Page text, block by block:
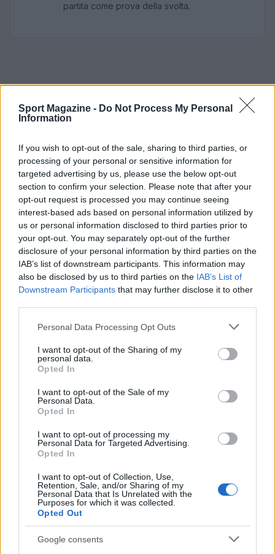
Sport Magazine - Do Not Process My Personal
Information
If you wish to opt-out of the sale, sharing to third parties, or
processing of your personal or sensitive information for
targeted advertising by us, please use the below opt-out
section to confirm your selection. Please note that after your
opt-out request is processed you may continue seeing
interest-based ads based on personal information utilized by
us or personal information disclosed to third parties prior to
your opt-out. You may separately opt-out of the further
disclosure of your personal information by third parties on the
IAB’s list of downstream participants. This information may
also be disclosed by us to third parties on the IAB’s List of
Downstream Participants that may further disclose it to other
Please note that this website/app uses one or more Google
not limited to your visit or usage behaviour. You may click to
grant or deny consent to Google and its third-party tags to
use your data for below specified purposes in below Google
consent section.
Personal Data Processing Opt Outs
I want to opt-out of the Sharing of my
personal data.
Opted In
I want to opt-out of the Sale of my
Personal Data.
Opted In
I want to opt-out of processing my
Personal Data for Targeted Advertising.
Opted In
I want to opt-out of Collection, Use,
Retention, Sale, and/or Sharing of my
Personal Data that Is Unrelated with the
Purposes for which it was collected.
Opted Out
Google consents
partita come prova della svolta.
Continua a leggere
ALTRI SPORT
Europei nuoto 2026: Pellacani e Pizzini dominano i